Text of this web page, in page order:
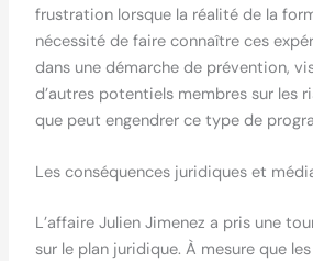
frustration lorsque la réalité de la
nécessité de faire connaître ces
dans une démarche de prévention,
d’autres potentiels membres sur les
que peut engendrer ce type de
Les conséquences juridiques et
L’affaire Julien Jimenez a pris une
sur le plan juridique. À mesure que